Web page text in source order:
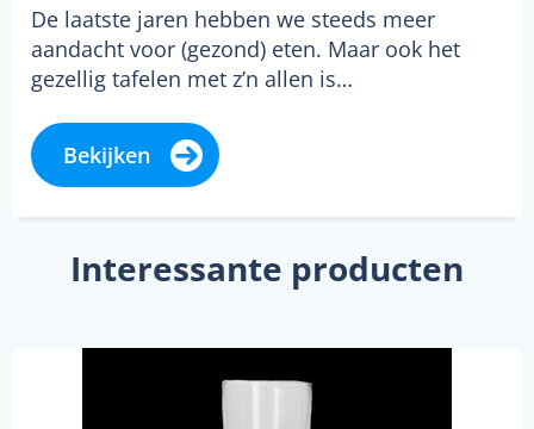
De laatste jaren hebben we steeds meer
aandacht voor (gezond) eten. Maar ook het
gezellig tafelen met z’n allen is…
Bekijken
Interessante producten